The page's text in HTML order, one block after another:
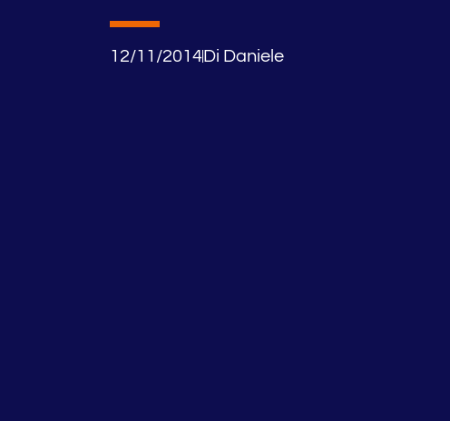
12/11/2014Di Daniele